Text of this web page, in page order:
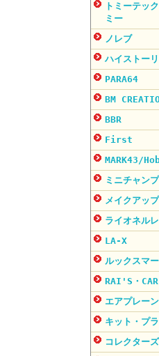
トミーテッ
ミー
ノレブ
ハイストー
PARA64
BM
BBR
First
MARK43/
ミニチャン
メイクアップ
ライオネル
LA-X
ルックスマ
RAI'S・
エアプレー
キット・プ
コレクター